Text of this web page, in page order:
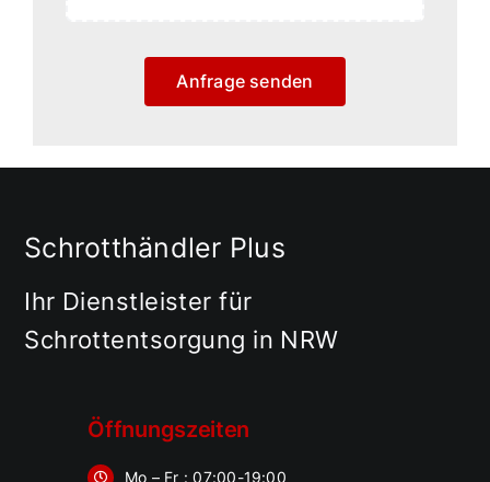
Anfrage senden
Schrotthändler Plus
Ihr Dienstleister für
Schrottentsorgung in NRW
Öffnungszeiten
Mo – Fr : 07:00-19:00